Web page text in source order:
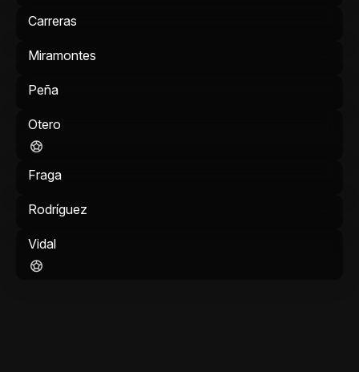
Carreras
Miramontes
Peña
Otero
Fraga
Rodríguez
Vidal